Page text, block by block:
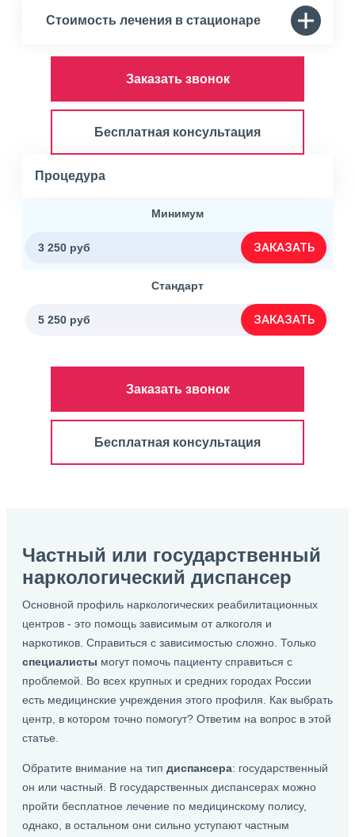
Стоимость лечения в стационаре
Заказать звонок
Бесплатная консультация
Процедура
Минимум
3 250 руб ЗАКАЗАТЬ
Стандарт
5 250 руб ЗАКАЗАТЬ
Заказать звонок
Бесплатная консультация
Частный или государственный
наркологический диспансер
Основной профиль наркологических реабилитационных
центров - это помощь зависимым от алкоголя и
наркотиков. Справиться с зависимостью сложно. Только
специалисты могут помочь пациенту справиться с
проблемой. Во всех крупных и средних городах России
есть медицинские учреждения этого профиля. Как выбрать
центр, в котором точно помогут? Ответим на вопрос в этой
статье.
Обратите внимание на тип диспансера: государственный
он или частный. В государственных диспансерах можно
пройти бесплатное лечение по медицинскому полису,
однако, в остальном они сильно уступают частным